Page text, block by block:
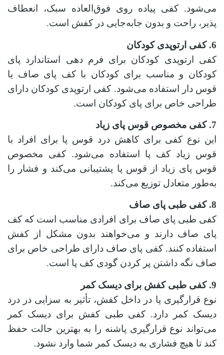
می‌شود. کفی پیاده‌ روی فوق‌العاده سبک، انعطاف‌
پذیر، راحت و بدون جابه‌جایی در کفش است.
6. کفی ارتوپدی کودکان
کفی ارتوپدی کودکان برای فرم‌ دهی استاندارد پای
کودکان و مناسب برای کودکان با کف پای صاف یا
قوس‌ دار استفاده می‌شود. کفی ارتوپدی کودکان دارای
طراحی خاص برای پای کودکان است.
7. کفی مخصوص قوس پای زیاد
این نوع کفی برای کاهش درد قوس پا برای افراد با
قوس زیاد کف پا استفاده می‌شود. کفی مخصوص
قوس پای زیاد از قوس پا پشتیبانی می‌کند و فشار را
به‌طور متعادل توزیع می‌کند.
8. کفی طبی پای صاف
کفی طبی پای صاف برای افرادی مناسب است که کف
پای صاف دارند و می‌خواهند بدون مشکل از کفش
استفاده کنند. کفی پای صاف دارای طراحی خاص برای
صاف نگه‌ داشتن پر کردن گودی کف پا است.
9. کفی طبی کفش برای دیسک کمر
نوع قرارگیری پا در داخل کفش، تأثیر به‌ سزایی در درد
دیسک کمر دارد. کفی طبی کفش برای دیسک کمر
می‌تواند نوع قرارگیری پاشنه را به بهترین حالت حفظ
کند تا هیچ فشاری به دیسک کمر شما وارد نشود.